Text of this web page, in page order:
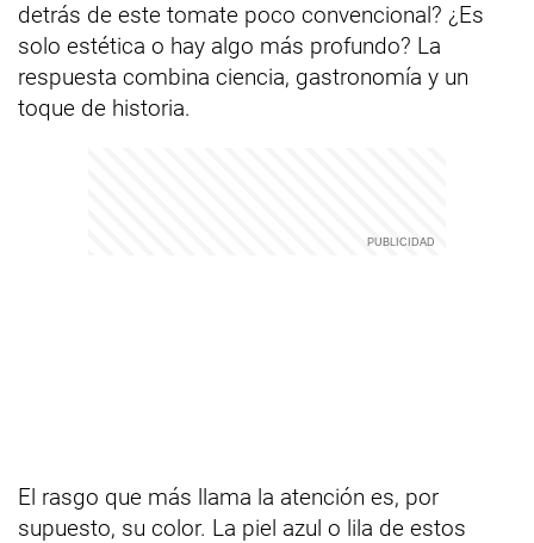
detrás de este tomate poco convencional? ¿Es
solo estética o hay algo más profundo? La
respuesta combina ciencia, gastronomía y un
toque de historia.
El rasgo que más llama la atención es, por
supuesto, su color. La piel azul o lila de estos